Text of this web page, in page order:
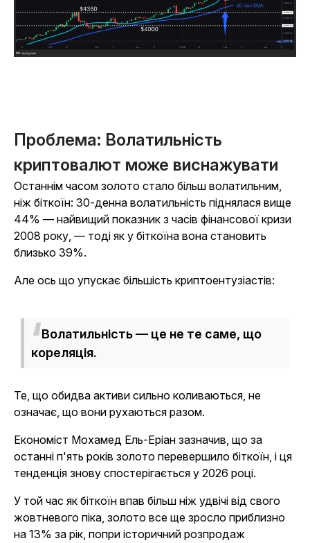
Проблема: Волатильність
криптовалют може виснажувати
Останнім часом золото стало більш волатильним,
ніж біткоїн: 30-денна волатильність піднялася вище
44% — найвищий показник з часів фінансової кризи
2008 року, — тоді як у біткоїна вона становить
близько 39%.
Але ось що упускає більшість криптоентузіастів:
Волатильність — це не те саме, що
кореляція.
Те, що обидва активи сильно коливаються, не
означає, що вони рухаються разом.
Економіст Мохамед Ель-Еріан зазначив, що за
останні п'ять років золото перевершило біткоїн, і ця
тенденція знову спостерігається у 2026 році.
У той час як біткоїн впав більш ніж удвічі від свого
жовтневого піка, золото все ще зросло приблизно
на 13% за рік, попри історичний розпродаж